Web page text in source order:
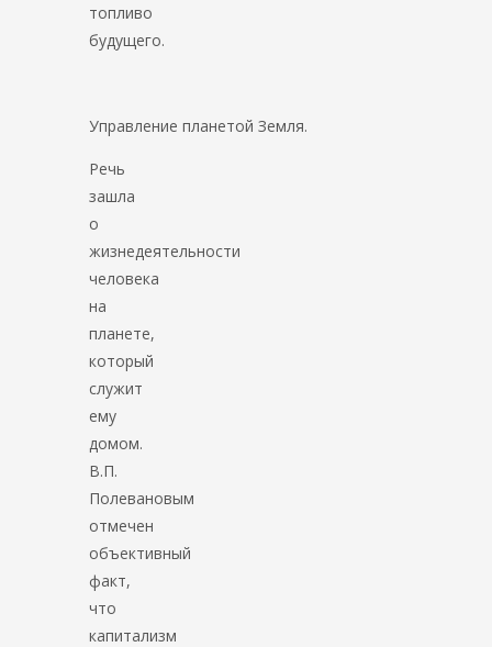
топливо
будущего.
Управление планетой Земля.
Речь
зашла
о
жизнедеятельности
человека
на
планете,
который
служит
ему
домом.
В.П.
Полевановым
отмечен
объективный
факт,
что
капитализм